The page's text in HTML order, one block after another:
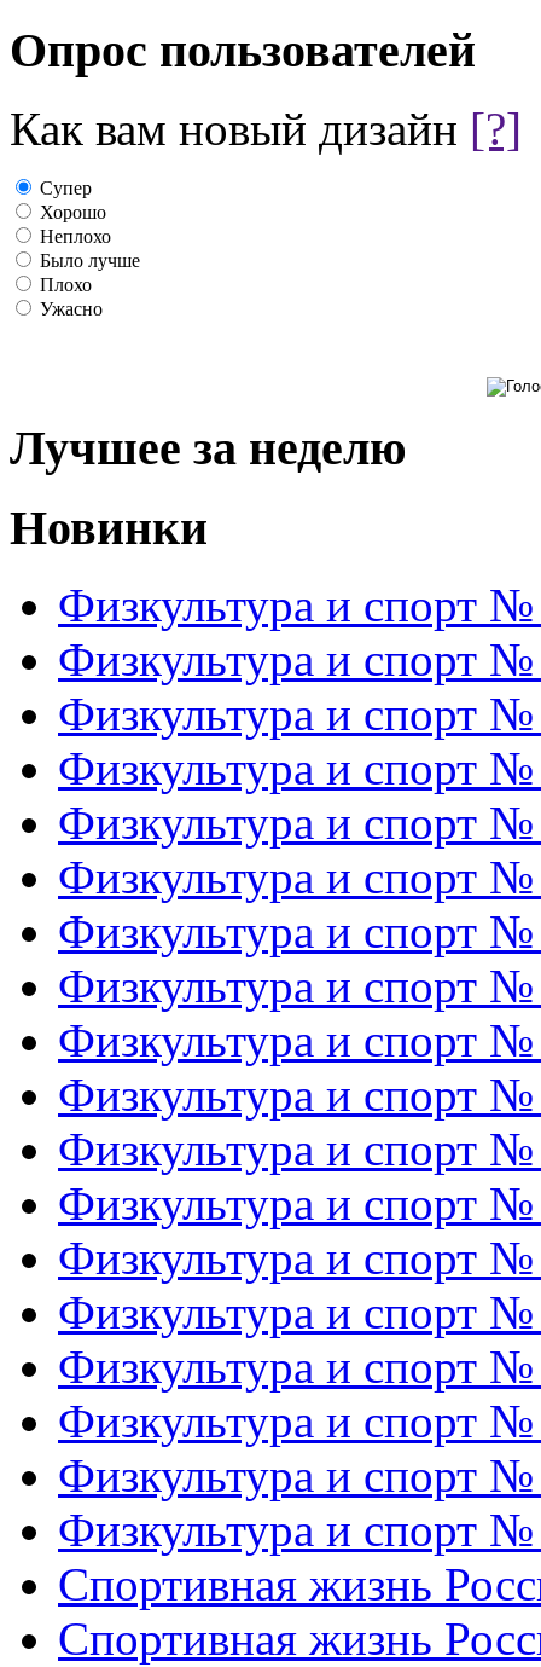
Опрос пользователей
Как вам новый дизайн [?]
Супер
Хорошо
Неплохо
Было лучше
Плохо
Ужасно
Лучшее за неделю
Новинки
Физкультура и спорт
Физкультура и спорт
Физкультура и спорт
Физкультура и спорт
Физкультура и спорт
Физкультура и спорт
Физкультура и спорт
Физкультура и спорт
Физкультура и спорт
Физкультура и спорт
Физкультура и спорт
Физкультура и спорт
Физкультура и спорт
Физкультура и спорт
Физкультура и спорт
Физкультура и спорт
Физкультура и спорт
Физкультура и спорт
Спортивная жизнь
Спортивная жизнь